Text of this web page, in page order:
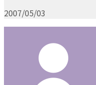
2007/05/03